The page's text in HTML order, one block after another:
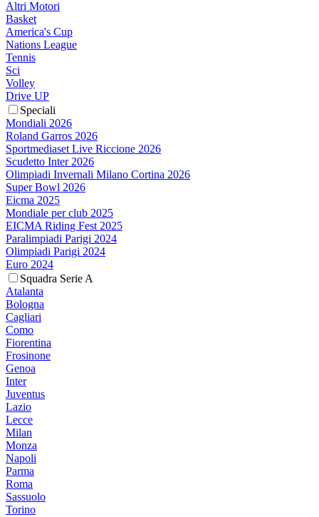
Altri Motori
Basket
America's Cup
Nations League
Tennis
Sci
Volley
Drive UP
Speciali
Mondiali 2026
Roland Garros 2026
Sportmediaset Live Riccione 2026
Scudetto Inter 2026
Olimpiadi Invernali Milano Cortina 2026
Super Bowl 2026
Eicma 2025
Mondiale per club 2025
EICMA Riding Fest 2025
Paralimpiadi Parigi 2024
Olimpiadi Parigi 2024
Euro 2024
Squadra Serie A
Atalanta
Bologna
Cagliari
Como
Fiorentina
Frosinone
Genoa
Inter
Juventus
Lazio
Lecce
Milan
Monza
Napoli
Parma
Roma
Sassuolo
Torino